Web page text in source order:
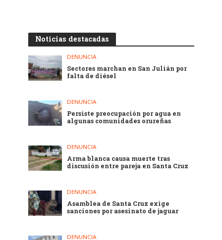
Noticias destacadas
DENUNCIA
Sectores marchan en San Julián por
falta de diésel
DENUNCIA
Persiste preocupación por agua en
algunas comunidades orureñas
DENUNCIA
Arma blanca causa muerte tras
discusión entre pareja en Santa Cruz
DENUNCIA
Asamblea de Santa Cruz exige
sanciones por asesinato de jaguar
DENUNCIA